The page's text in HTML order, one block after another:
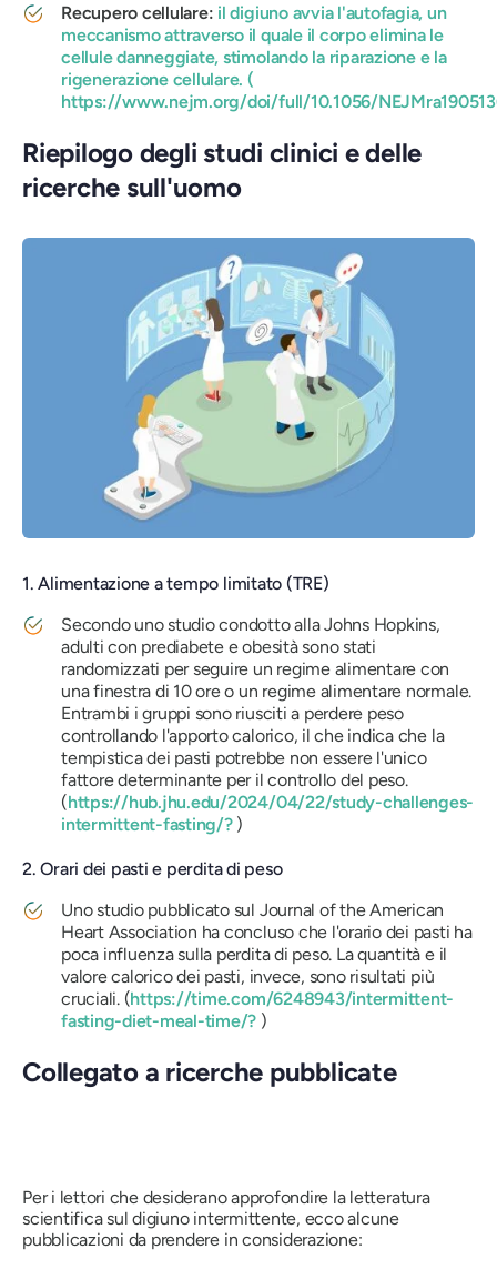
Recupero cellulare: il digiuno avvia l'autofagia, un
meccanismo attraverso il quale il corpo elimina le
cellule danneggiate, stimolando la riparazione e la
rigenerazione cellulare. (
https://www.nejm.org/doi/full/10.1056/
Riepilogo degli studi clinici e delle
ricerche sull'uomo
1. Alimentazione a tempo limitato (TRE)
Secondo uno studio condotto alla Johns Hopkins,
adulti con prediabete e obesità sono stati
randomizzati per seguire un regime alimentare con
una finestra di 10 ore o un regime alimentare normale.
Entrambi i gruppi sono riusciti a perdere peso
controllando l'apporto calorico, il che indica che la
tempistica dei pasti potrebbe non essere l'unico
fattore determinante per il controllo del peso.
(https://hub.jhu.edu/2024/04/22/study-challenges-
intermittent-fasting/?)
2. Orari dei pasti e perdita di peso
Uno studio pubblicato sul Journal of the American
Heart Association ha concluso che l'orario dei pasti ha
poca influenza sulla perdita di peso. La quantità e il
valore calorico dei pasti, invece, sono risultati più
cruciali. (https://time.com/6248943/intermittent-
fasting-diet-meal-time/? )
Collegato a ricerche pubblicate
Per i lettori che desiderano approfondire la letteratura
scientifica sul digiuno intermittente, ecco alcune
pubblicazioni da prendere in considerazione: